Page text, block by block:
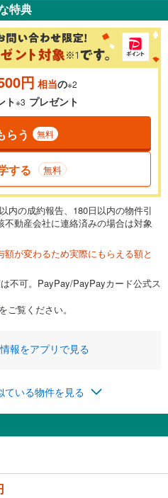
特典
円 相当の※2
ト※3 プレゼント
らう 無料
する 無料
内の成約報告、180日以内の物件引
動産会社に連絡済みの場合は対象
が変わるため実際にもらえる額と
不可。PayPay/PayPayカード公式ス
をご覧ください。
報をアプリで見る
ている物件を見る